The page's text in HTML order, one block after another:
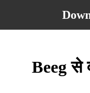
Beeg से